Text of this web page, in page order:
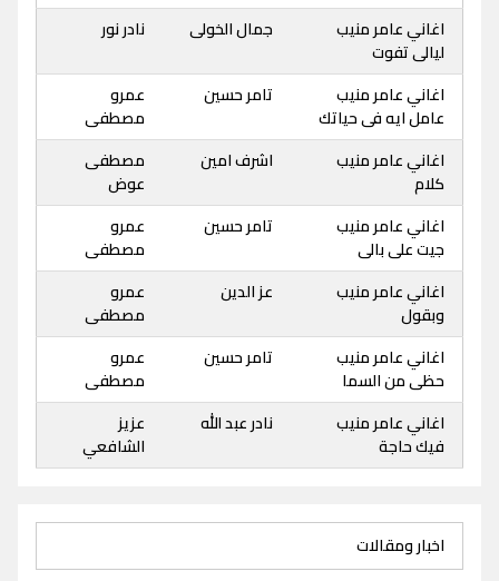
اغاني عامر منيب
ليالى تفوت
جمال الخولى نادر نور
اغاني عامر منيب
عامل ايه فى حياتك
تامر حسين
عمرو
مصطفى
اغاني عامر منيب
كلام
اشرف امين
مصطفى
عوض
اغاني عامر منيب
جيت على بالى
تامر حسين
عمرو
مصطفى
اغاني عامر منيب
وبقول
عز الدين
عمرو
مصطفى
اغاني عامر منيب
حظى من السما
تامر حسين
عمرو
مصطفى
اغاني عامر منيب
فيك حاجة
نادر عبد الله
عزيز
الشافعي
اخبار ومقالات